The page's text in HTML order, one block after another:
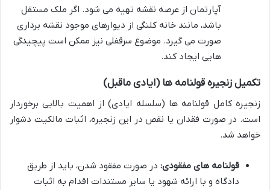
آپارتمان از عرصه نقشه تهیه می شود. اگر ملک مستقل
باشد، مانند خانه کلنگی از دیوارهای موجود نقشه برداری
صورت می گیرد. موضوع سرقفلی نیز ممکن است پیچیدگی
هایی ایجاد کند.
تکمیل زنجیره قولنامه ها (ایادی ماقبل)
زنجیره کامل قولنامه ها (سلسله ایادی) از اهمیت بالایی برخوردار
است. در صورت فقدان یا نقص در این زنجیره، اثبات مالکیت دشوار
خواهد شد.
قولنامه های مفقودی: در صورت مفقود شدن، باید از طریق
دادگاه و با ارائه شهود یا سایر مستندات اقدام به اثبات